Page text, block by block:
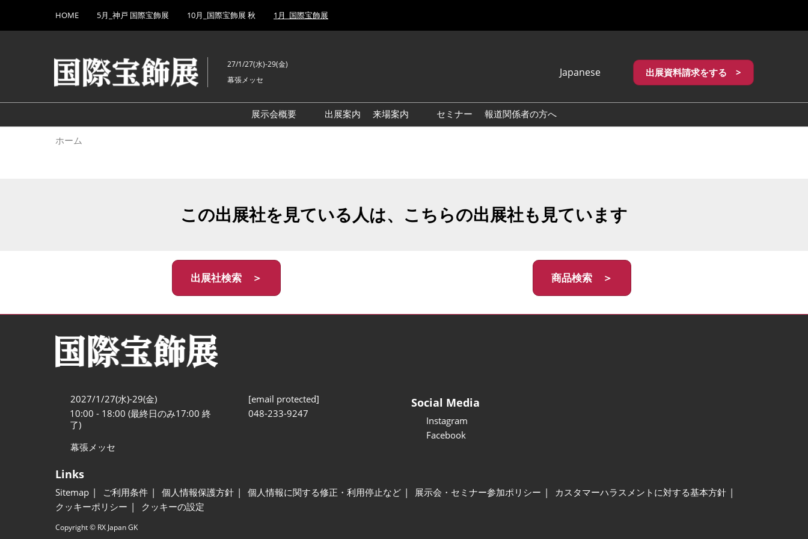
キ
し
て
to
HOME 5月_神戸 国際宝飾展 10月_国際宝飾展 秋 1月_国際宝飾展
27/1/27(水)-29(金)
幕張メッセ
Japanese
English
繁體中文
出展資料請求をする >
展示会概要
出展案内
来場案内
アクセス・来場ガイド
セミナー 報道関係者の方へ
ホーム
この出展社を見ている人は、こちらの出展社も見ています
出展社検索 ＞ 商品検索 ＞
2027/1/27(水)-29(金)
10:00 - 18:00 (最終日のみ17:00 終
了)
幕張メッセ
[email protected]
048-233-9247
Social Media
Instagram
Facebook
Links
Sitemap ご利用条件 個人情報保護方針 個人情報に関する修正・利用停止など 展示会・セミナー参加ポリシー
カスタマーハラスメントに対する基本方針
クッキーポリシー
クッキーの設定
Copyright © RX Japan GK